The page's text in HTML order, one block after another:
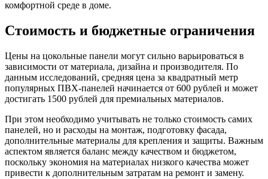
комфортной среде в доме.
Стоимость и бюджетные ограничения
Цены на цокольные панели могут сильно варьироваться в
зависимости от материала, дизайна и производителя. По
данным исследований, средняя цена за квадратный метр
популярных ПВХ-панелей начинается от 600 рублей и может
достигать 1500 рублей для премиальных материалов.
При этом необходимо учитывать не только стоимость самих
панелей, но и расходы на монтаж, подготовку фасада,
дополнительные материалы для крепления и защиты. Важным
аспектом является баланс между качеством и бюджетом,
поскольку экономия на материалах низкого качества может
привести к дополнительным затратам на ремонт и замену.